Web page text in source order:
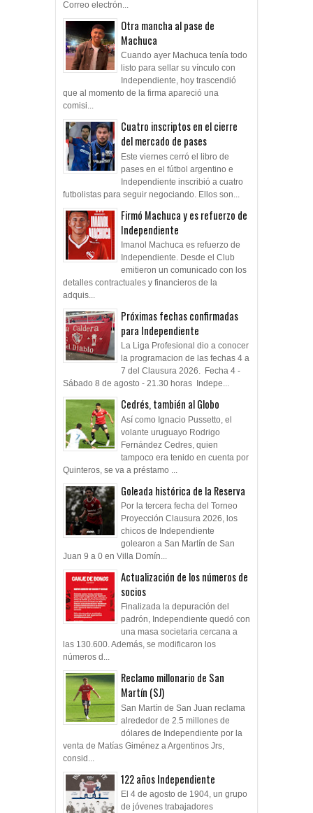
Correo electrón...
Otra mancha al pase de
Machuca
Cuando ayer Machuca tenía todo
listo para sellar su vínculo con
Independiente, hoy trascendió
que al momento de la firma apareció una
comisi...
Cuatro inscriptos en el cierre
del mercado de pases
Este viernes cerró el libro de
pases en el fútbol argentino e
Independiente inscribió a cuatro
futbolistas para seguir negociando. Ellos son...
Firmó Machuca y es refuerzo de
Independiente
Imanol Machuca es refuerzo de
Independiente. Desde el Club
emitieron un comunicado con los
detalles contractuales y financieros de la
adquis...
Próximas fechas confirmadas
para Independiente
La Liga Profesional dio a conocer
la programacion de las fechas 4 a
7 del Clausura 2026. Fecha 4 -
Sábado 8 de agosto - 21.30 horas Indepe...
Cedrés, también al Globo
Así como Ignacio Pussetto, el
volante uruguayo Rodrigo
Fernández Cedres, quien
tampoco era tenido en cuenta por
Quinteros, se va a préstamo ...
Goleada histórica de la Reserva
Por la tercera fecha del Torneo
Proyección Clausura 2026, los
chicos de Independiente
golearon a San Martín de San
Juan 9 a 0 en Villa Domín...
Actualización de los números de
socios
Finalizada la depuración del
padrón, Independiente quedó con
una masa societaria cercana a
las 130.600. Además, se modificaron los
números d...
Reclamo millonario de San
Martín (SJ)
San Martín de San Juan reclama
alrededor de 2.5 millones de
dólares de Independiente por la
venta de Matías Giménez a Argentinos Jrs,
consid...
122 años Independiente
El 4 de agosto de 1904, un grupo
de jóvenes trabajadores